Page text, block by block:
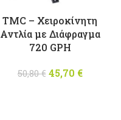
TMC – Χειροκίνητη
Αντλία με Διάφραγμα
720 GPH
50,80€
Original
45,70 €